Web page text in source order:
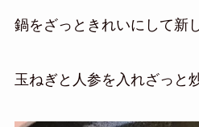
鍋をざっときれいにして新
玉ねぎと人参を入れざっと